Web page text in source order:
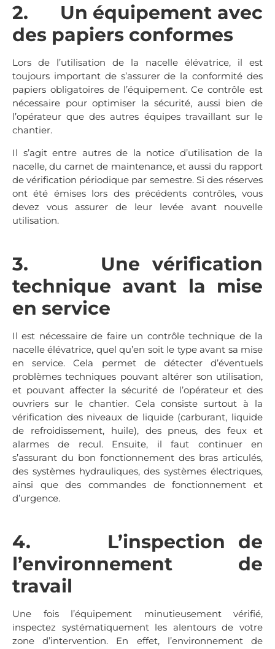
2. Un équipement avec
des papiers conformes
Lors de l’utilisation de la nacelle élévatrice, il est
toujours important de s’assurer de la conformité des
papiers obligatoires de l’équipement. Ce contrôle est
nécessaire pour optimiser la sécurité, aussi bien de
l’opérateur que des autres équipes travaillant sur le
chantier.
Il s’agit entre autres de la notice d’utilisation de la
nacelle, du carnet de maintenance, et aussi du rapport
de vérification périodique par semestre. Si des réserves
ont été émises lors des précédents contrôles, vous
devez vous assurer de leur levée avant nouvelle
utilisation.
3. Une vérification
technique avant la mise
en service
Il est nécessaire de faire un contrôle technique de la
nacelle élévatrice, quel qu’en soit le type avant sa mise
en service. Cela permet de détecter d’éventuels
problèmes techniques pouvant altérer son utilisation,
et pouvant affecter la sécurité de l’opérateur et des
ouvriers sur le chantier. Cela consiste surtout à la
vérification des niveaux de liquide (carburant, liquide
de refroidissement, huile), des pneus, des feux et
alarmes de recul. Ensuite, il faut continuer en
s’assurant du bon fonctionnement des bras articulés,
des systèmes hydrauliques, des systèmes électriques,
ainsi que des commandes de fonctionnement et
d’urgence.
4. L’inspection de
l’environnement de
travail
Une fois l’équipement minutieusement vérifié,
inspectez systématiquement les alentours de votre
zone d’intervention. En effet, l’environnement de